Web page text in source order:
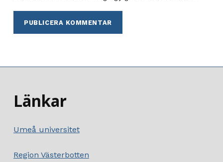
Länkar
Umeå universitet
Region Västerbotten